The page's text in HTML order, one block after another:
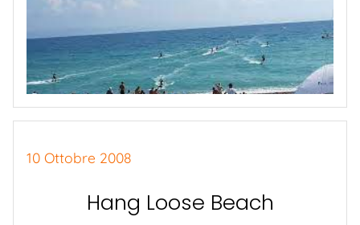
10 Ottobre 2008
Hang Loose Beach